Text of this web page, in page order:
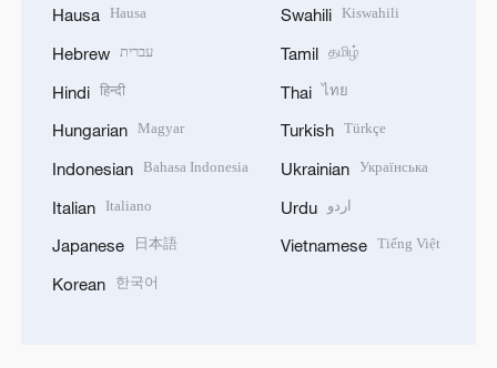
Hausa Hausa
Hebrew עברית
Hindi हिन्दी
Hungarian Magyar
Indonesian Bahasa Indonesia
Italian Italiano
Japanese 日本語
Korean 한국어
Swahili Kiswahili
Tamil தமிழ்
Thai ไทย
Turkish Türkçe
Ukrainian Українська
Urdu اردو
Vietnamese Tiếng Việt